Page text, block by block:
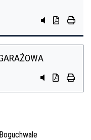
przycisk do
przycisk
Przycisk
Przycisk do